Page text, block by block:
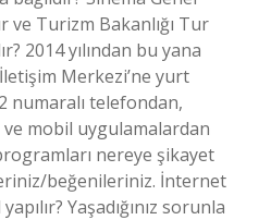
ve Turizm Bakanlığı Tur
2014 yılından bu yana
Merkezi’ne yurt
numaralı telefondan,
mobil uygulamalardan
nereye şikayet
beğenileriniz. İnternet
Yaşadığınız sorunla